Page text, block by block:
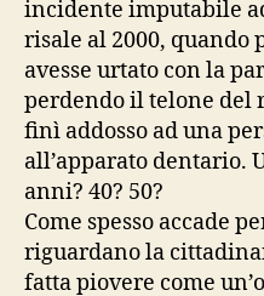
incidente imputabile
risale al 2000, quando
avesse urtato con la
perdendo il telone del
finì addosso ad una
all’apparato dentario.
anni? 40? 50?
Come spesso accade
riguardano la
fatta piovere come